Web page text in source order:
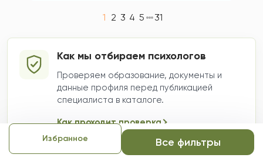
Избранное Все фильтры
1 2 3 4 5 31
Как мы отбираем психологов
Проверяем образование, документы и
данные профиля перед публикацией
специалиста в каталоге.
Как проходит проверка